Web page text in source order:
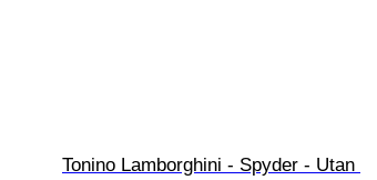
Tonino Lamborghini - Spyder - Utan